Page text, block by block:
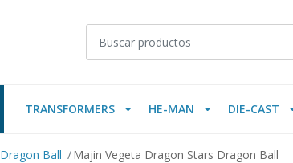
TRANSFORMERS HE-MAN DIE-CAST
Dragon Ball Majin Vegeta Dragon Stars Dragon Ball